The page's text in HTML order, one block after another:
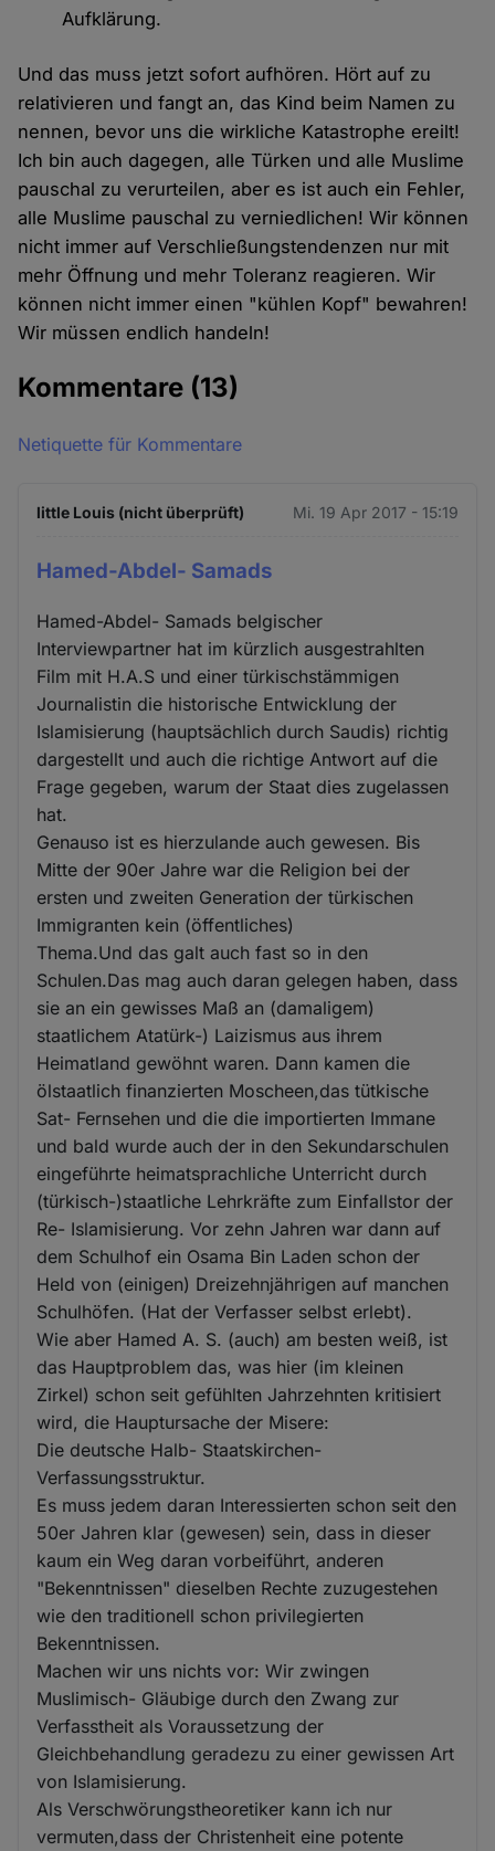
Aufklärung.
Und das muss jetzt sofort aufhören. Hört auf zu
relativieren und fangt an, das Kind beim Namen zu
nennen, bevor uns die wirkliche Katastrophe ereilt!
Ich bin auch dagegen, alle Türken und alle Muslime
pauschal zu verurteilen, aber es ist auch ein Fehler,
alle Muslime pauschal zu verniedlichen! Wir können
nicht immer auf Verschließungstendenzen nur mit
mehr Öffnung und mehr Toleranz reagieren. Wir
können nicht immer einen "kühlen Kopf" bewahren!
Wir müssen endlich handeln!
Kommentare (13)
Netiquette für Kommentare
little Louis (nicht überprüft) Mi. 19 Apr 2017 - 15:19
Hamed-Abdel- Samads
Hamed-Abdel- Samads belgischer
Interviewpartner hat im kürzlich ausgestrahlten
Film mit H.A.S und einer türkischstämmigen
Journalistin die historische Entwicklung der
Islamisierung (hauptsächlich durch Saudis) richtig
dargestellt und auch die richtige Antwort auf die
Frage gegeben, warum der Staat dies zugelassen
hat.
Genauso ist es hierzulande auch gewesen. Bis
Mitte der 90er Jahre war die Religion bei der
ersten und zweiten Generation der türkischen
Immigranten kein (öffentliches)
Thema.Und das galt auch fast so in den
Schulen.Das mag auch daran gelegen haben, dass
sie an ein gewisses Maß an (damaligem)
staatlichem Atatürk-) Laizismus aus ihrem
Heimatland gewöhnt waren. Dann kamen die
ölstaatlich finanzierten Moscheen,das tütkische
Sat- Fernsehen und die die importierten Immane
und bald wurde auch der in den Sekundarschulen
eingeführte heimatsprachliche Unterricht durch
(türkisch-)staatliche Lehrkräfte zum Einfallstor der
Re- Islamisierung. Vor zehn Jahren war dann auf
dem Schulhof ein Osama Bin Laden schon der
Held von (einigen) Dreizehnjährigen auf manchen
Schulhöfen. (Hat der Verfasser selbst erlebt).
Wie aber Hamed A. S. (auch) am besten weiß, ist
das Hauptproblem das, was hier (im kleinen
Zirkel) schon seit gefühlten Jahrzehnten kritisiert
wird, die Hauptursache der Misere:
Die deutsche Halb- Staatskirchen-
Verfassungsstruktur.
Es muss jedem daran Interessierten schon seit den
50er Jahren klar (gewesen) sein, dass in dieser
kaum ein Weg daran vorbeiführt, anderen
"Bekenntnissen" dieselben Rechte zuzugestehen
wie den traditionell schon privilegierten
Bekenntnissen.
Machen wir uns nichts vor: Wir zwingen
Muslimisch- Gläubige durch den Zwang zur
Verfasstheit als Voraussetzung der
Gleichbehandlung geradezu zu einer gewissen Art
von Islamisierung.
Als Verschwörungstheoretiker kann ich nur
vermuten,dass der Christenheit eine potente